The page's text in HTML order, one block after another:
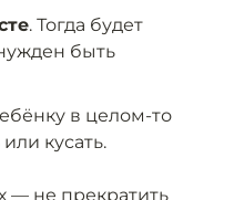
. Тогда будет
быть
в целом-то
кусать.
— не прекратить